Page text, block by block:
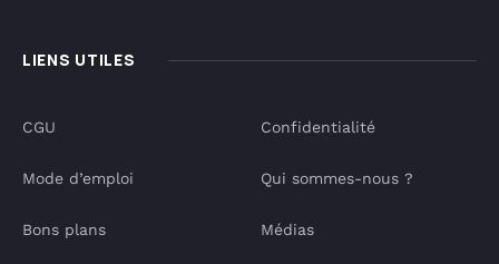
LIENS UTILES
CGU
Mode d’emploi
Bons plans
Confidentialité
Qui sommes-nous ?
Médias